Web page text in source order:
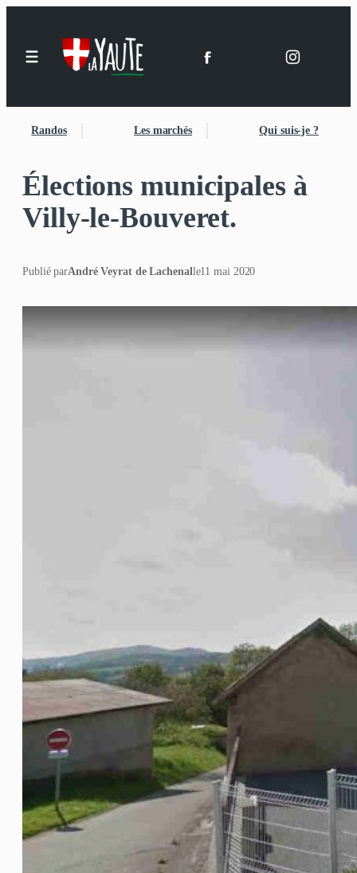
Randos Les marchés Qui suis-je ?
Élections municipales à
Villy-le-Bouveret.
Publié parAndré Veyrat de Lachenalle11 mai 2020